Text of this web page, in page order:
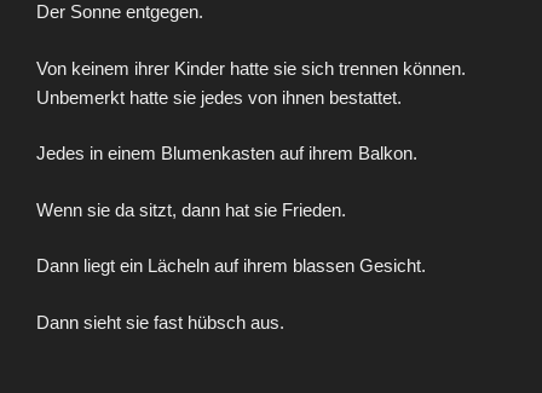
Der Sonne entgegen.
Von keinem ihrer Kinder hatte sie sich trennen können.
Unbemerkt hatte sie jedes von ihnen bestattet.
Jedes in einem Blumenkasten auf ihrem Balkon.
Wenn sie da sitzt, dann hat sie Frieden.
Dann liegt ein Lächeln auf ihrem blassen Gesicht.
Dann sieht sie fast hübsch aus.